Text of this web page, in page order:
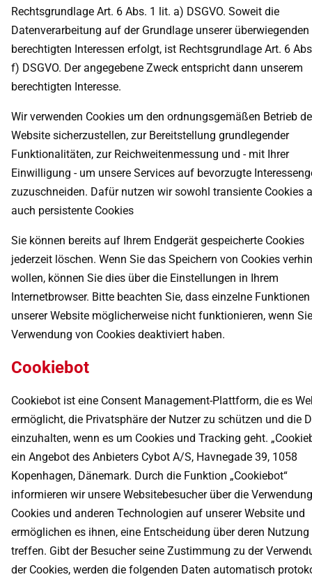
Rechtsgrundlage Art. 6 Abs. 1 lit. a) DSGVO. Soweit die
Datenverarbeitung auf der Grundlage unserer überwiegenden
berechtigten Interessen erfolgt, ist Rechtsgrundlage Art. 6
f) DSGVO. Der angegebene Zweck entspricht dann unserem
berechtigten Interesse.
Wir verwenden Cookies um den ordnungsgemäßen Betrieb
Website sicherzustellen, zur Bereitstellung grundlegender
Funktionalitäten, zur Reichweitenmessung und - mit Ihrer
Einwilligung - um unsere Services auf bevorzugte
zuzuschneiden. Dafür nutzen wir sowohl transiente Cookies
auch persistente Cookies
Sie können bereits auf Ihrem Endgerät gespeicherte Cookies
jederzeit löschen. Wenn Sie das Speichern von Cookies
wollen, können Sie dies über die Einstellungen in Ihrem
Internetbrowser. Bitte beachten Sie, dass einzelne Funktionen
unserer Website möglicherweise nicht funktionieren, wenn
Verwendung von Cookies deaktiviert haben.
Cookiebot
Cookiebot ist eine Consent Management-Plattform, die es
ermöglicht, die Privatsphäre der Nutzer zu schützen und die
einzuhalten, wenn es um Cookies und Tracking geht.
ein Angebot des Anbieters Cybot A/S, Havnegade 39, 1058
Kopenhagen, Dänemark. Durch die Funktion „Cookiebot“
informieren wir unsere Websitebesucher über die
Cookies und anderen Technologien auf unserer Website und
ermöglichen es ihnen, eine Entscheidung über deren Nutzung
treffen. Gibt der Besucher seine Zustimmung zu der
der Cookies, werden die folgenden Daten automatisch